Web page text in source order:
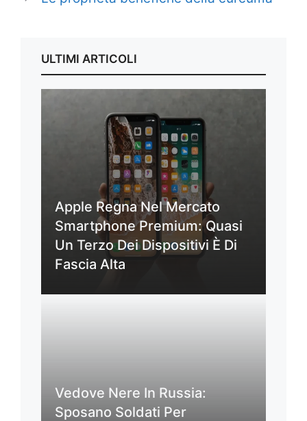
ULTIMI ARTICOLI
Apple Regna Nel Mercato
Smartphone Premium: Quasi
Un Terzo Dei Dispositivi È Di
Fascia Alta
Vedove Nere In Russia:
Sposano Soldati Per